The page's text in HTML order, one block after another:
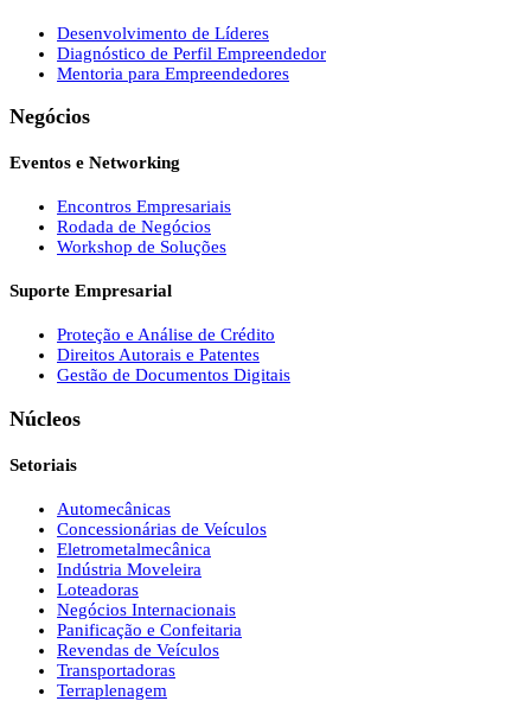
Desenvolvimento de Líderes
Diagnóstico de Perfil Empreendedor
Mentoria para Empreendedores
Negócios
Eventos e Networking
Encontros Empresariais
Rodada de Negócios
Workshop de Soluções
Suporte Empresarial
Proteção e Análise de Crédito
Direitos Autorais e Patentes
Gestão de Documentos Digitais
Núcleos
Setoriais
Automecânicas
Concessionárias de Veículos
Eletrometalmecânica
Indústria Moveleira
Loteadoras
Negócios Internacionais
Panificação e Confeitaria
Revendas de Veículos
Transportadoras
Terraplenagem